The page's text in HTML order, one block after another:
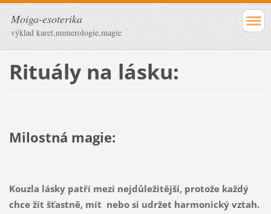
Moiga-esoterika
výklad karet,numerologie,magie
Rituály na lásku:
Milostná magie:
Kouzla lásky patří mezi nejdůležitější, protože každý
chce žít šťastně, mít nebo si udržet harmonický vztah.